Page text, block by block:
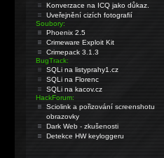
Konverzace na ICQ jako důkaz.
Uveřejnění cizích fotografií
Soubory:
Phoenix 2.5
Crimeware Exploit Kit
Crimepack 3.1.3
BugTrack:
SQLi na listyprahy1.cz
SQLi na Florenc
SQLi na kacov.cz
HackForum:
Sciolink a pořizování screenshotu
obrazovky
Dark Web - zkušenosti
Detekce HW keyloggeru